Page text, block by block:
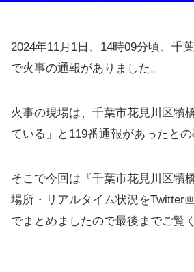
2024年11月1日、14時09分頃、千
で火事の通報がありました。
火事の現場は、千葉市花見川区犢
ている」と119番通報があったとの
そこで今回は『千葉市花見川区犢
場所・リアルタイム状況をTwitter
でまとめましたので最後までご覧